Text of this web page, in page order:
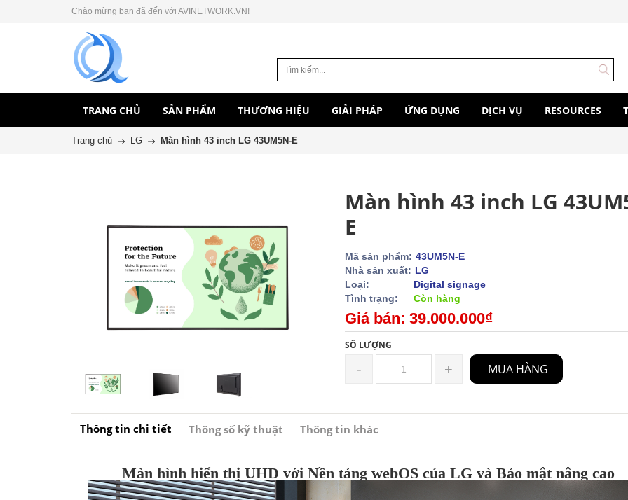
Chào mừng bạn đã đến với AVINETWORK.VN!
TRANG CHỦ SẢN PHẨM THƯƠNG HIỆU GIẢI PHÁP ỨNG DỤNG DỊCH VỤ RESOURCES
Trang chủ LG Màn hình 43 inch LG 43UM5N-E
Màn hình 43 inch LG
E
Mã sản phẩm: 43UM5N-E
Nhà sản xuất: LG
Loại:
Digital signage
Tình trạng:
Còn hàng
Giá bán: 39.000.000₫
SỐ LƯỢNG
- + MUA HÀNG
Thông tin chi tiết Thông số kỹ thuật Thông tin khác
Màn hình hiển thị UHD với Nền tảng webOS của LG và Bảo mật nâng cao